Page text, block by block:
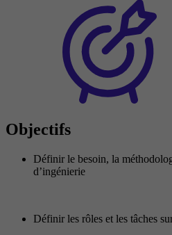
Objectifs
Définir le besoin, la
d’ingénierie
Définir les rôles et les tâches